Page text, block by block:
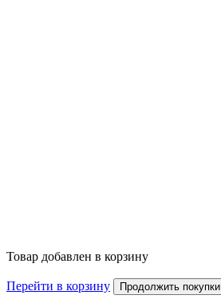
Товар добавлен в корзину
Перейти в корзину Продолжить покупки